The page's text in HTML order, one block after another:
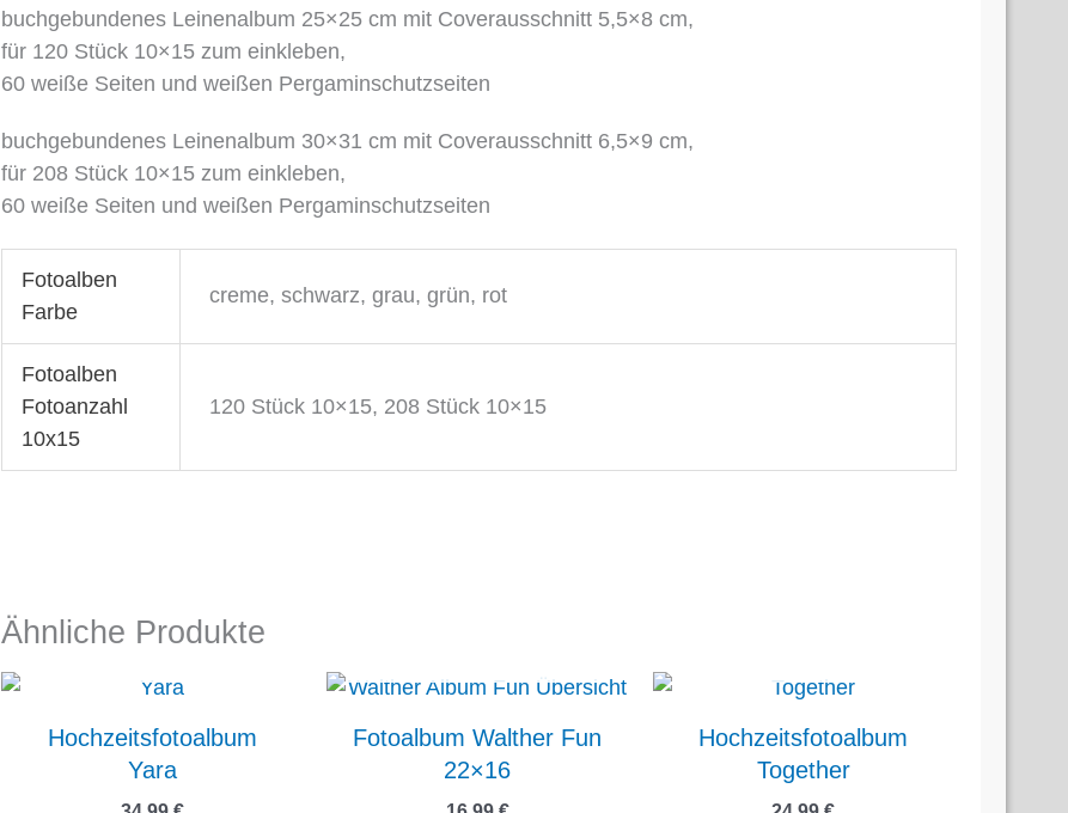
buchgebundenes Leinenalbum 25×25 cm mit Coverausschnitt 5,5×8 cm,
für 120 Stück 10×15 zum einkleben,
60 weiße Seiten und weißen Pergaminschutzseiten
buchgebundenes Leinenalbum 30×31 cm mit Coverausschnitt 6,5×9 cm,
für 208 Stück 10×15 zum einkleben,
60 weiße Seiten und weißen Pergaminschutzseiten
Fotoalben
Farbe
creme, schwarz, grau, grün, rot
Fotoalben
Fotoanzahl
10x15
120 Stück 10×15, 208 Stück 10×15
Ähnliche Produkte
NICHT VORRÄTIG
Hochzeitsfotoalbum
Yara
Fotoalbum Walther Fun
22×16
Hochzeitsfotoalbum
Together